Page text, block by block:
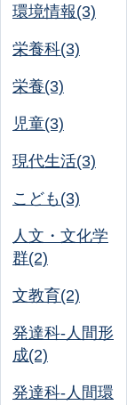
環境情報(3)
栄養科(3)
栄養(3)
児童(3)
現代生活(3)
こども(3)
人文・文化学
群(2)
文教育(2)
発達科-人間形
成(2)
発達科-人間環